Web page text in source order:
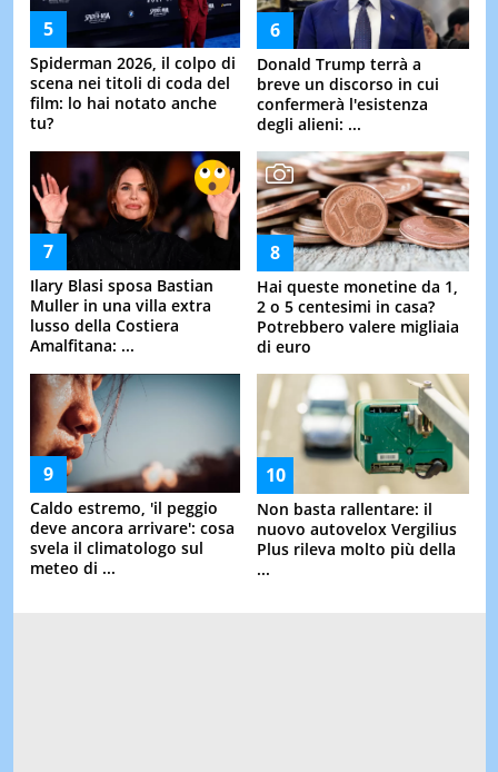
Spiderman 2026, il colpo di
scena nei titoli di coda del
film: lo hai notato anche
tu?
Donald Trump terrà a
breve un discorso in cui
confermerà l'esistenza
degli alieni: ...
Ilary Blasi sposa Bastian
Muller in una villa extra
lusso della Costiera
Amalfitana: ...
Hai queste monetine da 1,
2 o 5 centesimi in casa?
Potrebbero valere migliaia
di euro
Caldo estremo, 'il peggio
deve ancora arrivare': cosa
svela il climatologo sul
meteo di ...
Non basta rallentare: il
nuovo autovelox Vergilius
Plus rileva molto più della
...